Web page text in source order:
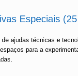
Especiais
ajudas técnicas e
para a